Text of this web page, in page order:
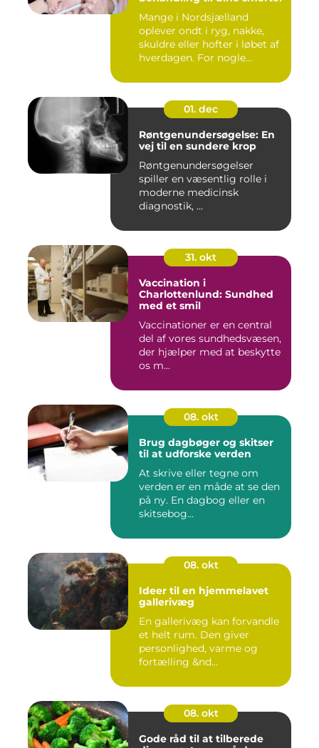
Mange i Nordsjælland
oplever ondt i ryg, nakke,
skuldre eller hofter i løbet af
hverdagen. For nogle...
01. dec
Røntgenundersøgelse: En
vej til en sundere krop
Røntgenundersøgelser
spiller en væsentlig rolle i
moderne medicinsk
diagnostik, ...
31. okt
Vaccination i
Charlottenlund: Sundhed
med et smil
Vaccinationer er en central
del af vores sundhedsvæsen,
der hjælper med at beskytte
os m...
08. okt
Brug dagbøger og skitser
til at udforske verden
At skrive eller tegne om
verden er en måde at se den
på ny. En dagbog eller en
skitsebog...
08. okt
Ideer til en hjemmelavet
gallerivæg
En gallerivæg kan forvandle
et helt rum. Den giver
personlighed, varme og
fortælling &nd...
08. okt
Gode råd til at tilberede